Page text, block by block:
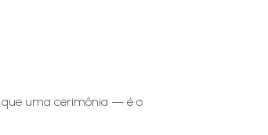
que uma cerimônia — é o